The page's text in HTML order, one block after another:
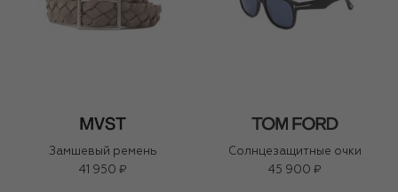
Замшевый ремень
41 950 ₽
Солнцезащитные очки
45 900 ₽